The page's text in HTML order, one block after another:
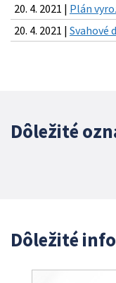
20. 4. 2021 | Plán
20. 4. 2021 | Svahové
Dôležité
Dôležité